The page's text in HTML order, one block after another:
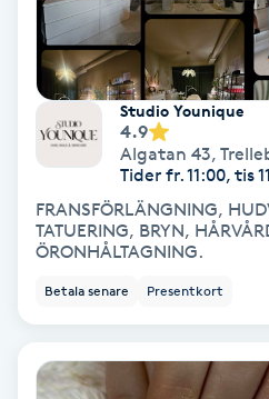
Fibromassage
Fillers
Fotmassage
Fotvård
Fransborttagning
Studio Younique
4.9
Algatan 43,
Tider fr. 11:00, tis
FRANSFÖRLÄNGNING,
TATUERING, BRYN, HÅRVÅRD, NAGLAR,
ÖRONHÅLTAGNING.
Betala senare Presentkort